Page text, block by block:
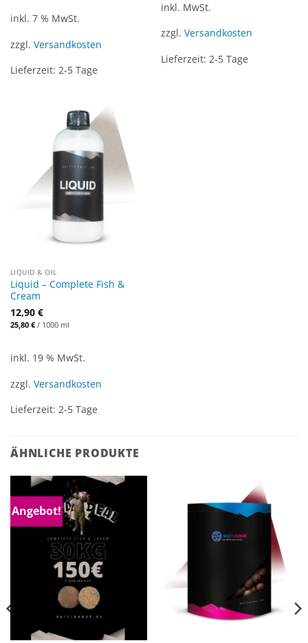
inkl. 7 % MwSt.
zzgl. Versandkosten
Lieferzeit: 2-5 Tage
inkl. MwSt.
zzgl. Versandkosten
Lieferzeit: 2-5 Tage
LIQUID & OIL
Liquid – Complete Fish &
Cream
12,90 €
25,80 €/ 1000 ml
inkl. 19 % MwSt.
zzgl. Versandkosten
Lieferzeit: 2-5 Tage
ÄHNLICHE PRODUKTE
Angebot!